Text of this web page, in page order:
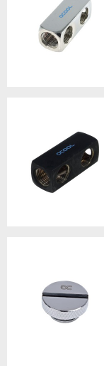
Or
Rouge
Vert
Noir/Nickel
Couleur
Noir
Raccord en Y
Forme